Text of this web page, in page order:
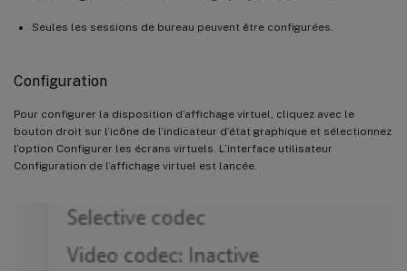
Seules les sessions de bureau peuvent être configurées.
Configuration
Pour configurer la disposition d’affichage virtuel, cliquez avec le
bouton droit sur l’icône de l’indicateur d’état graphique et sélectionnez
l’option Configurer les écrans virtuels. L’interface utilisateur
Configuration de l’affichage virtuel est lancée.